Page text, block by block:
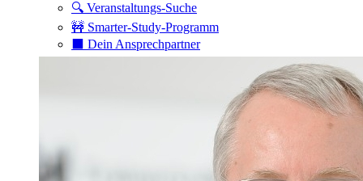
🔍 Veranstaltungs-Suche
🚧 Smarter-Study-Programm
⬛️ Dein Ansprechpartner